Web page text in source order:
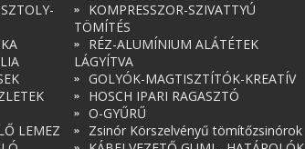
LEMEZ
KOMPRESSZOR-SZIVATTYÚ
TÖMÍTÉS
RÉZ-ALUMÍNIUM ALÁTÉTEK
LÁGYÍTVA
GOLYÓK-MAGTISZTÍTÓK-KREATÍV
HOSCH IPARI RAGASZTÓ
O-GYŰRŰ
Zsinór Körszelvényű tömítőzsinórok